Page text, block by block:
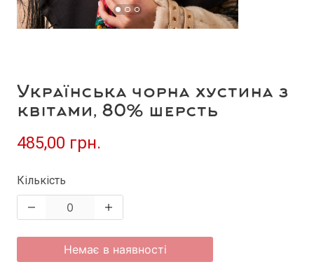
Українська чорна хустина з
квітами, 80% шерсть
485,00 грн.
Кількість
Немає в наявності